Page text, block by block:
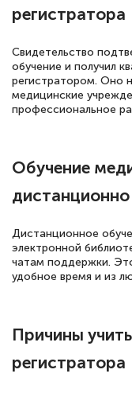
10
Оставила
быстро
Обучение
количество
прохождения
каком этапе…
регистратора
Свидетельство
обучение и получил
регистратором. Оно
медицинские
профессиональное
Обучение
дистанционно
Дистанционное
электронной
чатам поддержки.
удобное время и из
Причины
регистратора